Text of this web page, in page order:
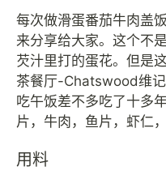
每次做滑蛋番茄牛肉盖
来分享给大家。这个不
芡汁里打的蛋花。但是
茶餐厅-Chatswood维
吃午饭差不多吃了十多
用料